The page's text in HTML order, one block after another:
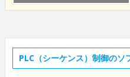
PLC（シーケンス）制御のソ